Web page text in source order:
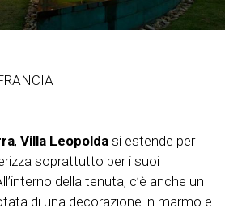
, Villa Leopolda si estende per
soprattutto per i suoi
della tenuta, c’è anche un
di una decorazione in marmo e